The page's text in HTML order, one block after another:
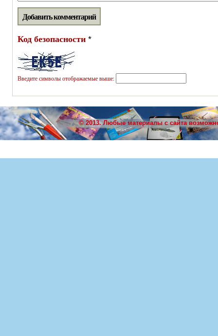
Код безопасности *
Введите символы отображаемые выше:
© 2013. Любые материалы с сайта